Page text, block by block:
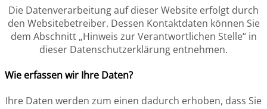
Die Datenverarbeitung auf dieser Website erfolgt durch
den Websitebetreiber. Dessen Kontaktdaten können Sie
dem Abschnitt „Hinweis zur Verantwortlichen Stelle“ in
dieser Datenschutzerklärung entnehmen.
Wie erfassen wir Ihre Daten?
Ihre Daten werden zum einen dadurch erhoben, dass Sie